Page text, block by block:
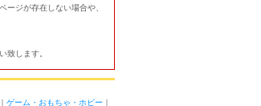
ジが存在しない場合や、
致します。
｜ ゲーム・おもちゃ・ホビー ｜